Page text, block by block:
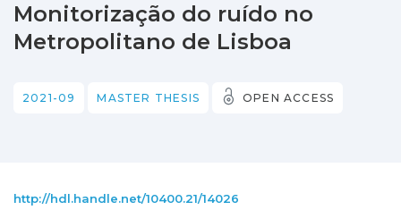
Statistics
Monitorização do ruído no
Metropolitano de Lisboa
2021-09 MASTER THESIS OPEN ACCESS
http://hdl.handle.net/10400.21/14026